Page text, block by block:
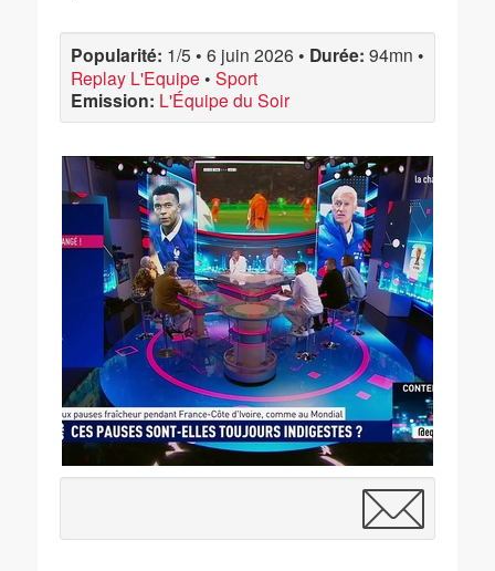
Popularité: 1/5 • 6 juin 2026 • Durée: 94mn •
Replay L'Equipe • Sport
Emission: L'Équipe du Soir